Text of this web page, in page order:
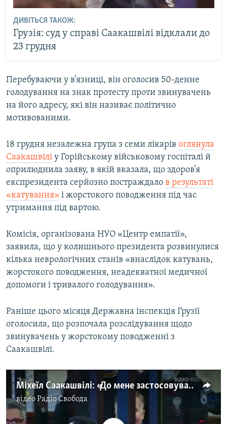
ДИВІТЬСЯ ТАКОЖ:
Грузія: суд у справі Саакашвілі відклали до
23 грудня
Перебуваючи у в’язниці, він оголосив 50-денне
голодування на знак протесту проти звинувачень
на його адресу, які він називає політично
мотивованими.
18 грудня незалежна група з семи лікарів оглянула
Саакашвілі у Горійському військовому госпіталі й
оприлюднила заяву, в якій вказала, що здоров’я
експрезидента серйозно постраждало в результаті
«катування» і жорстокого поводження під час
утримання під вартою.
Комісія, організована НУО «Центр емпатії»,
заявила, що у колишнього президента розвинулися
кілька неврологічних станів «внаслідок катувань,
жорстокого поводження, неадекватної медичної
допомоги і тривалого голодування».
Раніше цього місяця Державна інспекція Грузії
оголосила, що розпочала розслідування щодо
звинувачень у жорстокому поводженні з
Саакашвілі.
Міхеїл Cаакашвілі: «До мене застосовували тортури» (відео)
відеоРадіо Свобода